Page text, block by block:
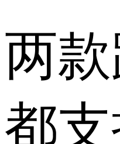
两
都